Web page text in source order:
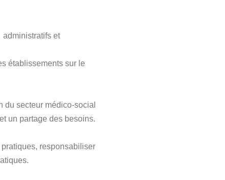
administratifs et
établissements sur le
du secteur médico-social
un partage des besoins.
pratiques, responsabiliser